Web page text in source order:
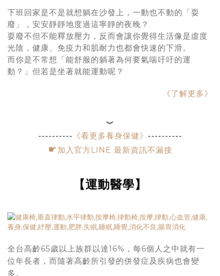
下班回家是不是就想躺在沙發上，一動也不動的「耍
廢」，安安靜靜地度過這寧靜的夜晚？
耍廢不但不能釋放壓力，反而會讓你覺得生活像是虛度
光陰，健康、免疫力和肌耐力也都會快速的下滑。
而你是不常想「能舒服的躺著為何要氣喘吁吁的運
動？」但若是坐著就能運動呢？
《了解更多》
︾
---------- 《看更多養身保健》 ----------
☛加入官方LINE 最新資訊不漏接
【運動醫學】
全台高齡65歲以上族群以達16%，每6個人之中就有一
位年長者，而隨著高齡所引發的併發症及疾病也會變
多。